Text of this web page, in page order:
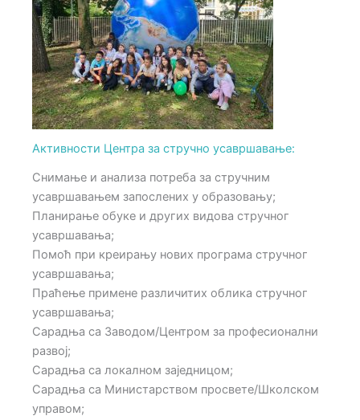
Активности Центра за стручно усавршавање:
Снимање и анализа потреба за стручним
усавршавањем запослених у образовању;
Планирање обуке и других видова стручног
усавршавања;
Помоћ при креирању нових програма стручног
усавршавања;
Праћење примене различитих облика стручног
усавршавања;
Сарадња са Заводом/Центром за професионални
развој;
Сарадња са локалном заједницом;
Сарадња са Министарством просвете/Школском
управом;